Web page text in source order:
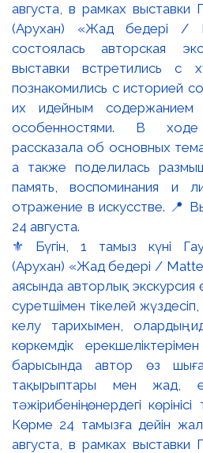
⚜️ Бүгін, 1 тамыз күні
(Арухан) «Жад бедері /
аясында авторлық экскурсия
суретшімен тікелей
келу тарихымен, олардың
көркемдік
барысында автор өз
тақырыптары мен жад,
тәжірибенің өнердегі
Көрме 24 тамызға дейін
августа, в рамках выставки